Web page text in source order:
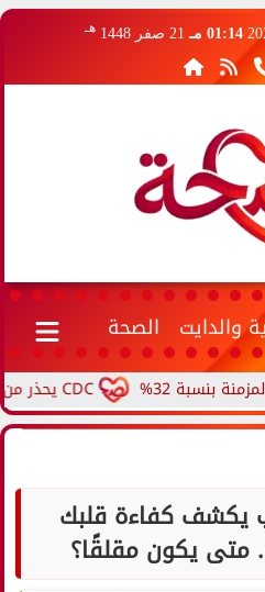
01:14 مـ 21 صفر 1448 هـ
والدايت الصحة
CDC يحذر من ارتفاع حالات حمى الأرانب.. مرض نادر ينتقل من الحيوانات... 32%
يكشف كفاءة قلبك
متى يكون مقلقًا؟